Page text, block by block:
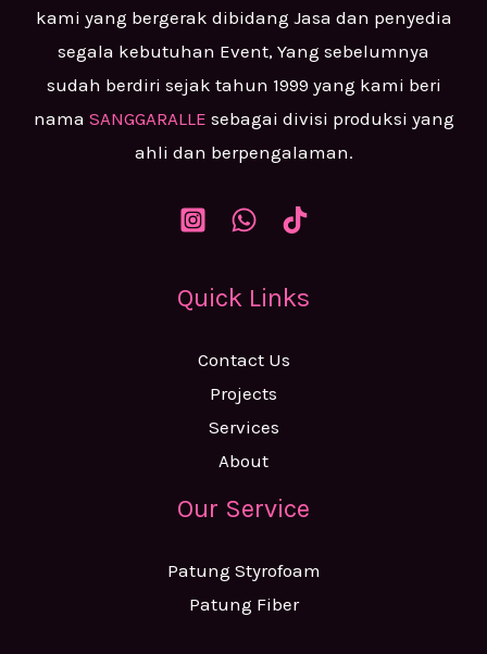
kami yang bergerak dibidang Jasa dan penyedia
segala kebutuhan Event, Yang sebelumnya
sudah berdiri sejak tahun 1999 yang kami beri
nama SANGGARALLE sebagai divisi produksi yang
ahli dan berpengalaman.
Quick Links
Contact Us
Projects
Services
About
Our Service
Patung Styrofoam
Patung Fiber